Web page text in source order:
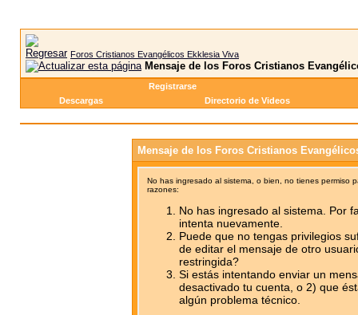
Foros Cristianos Evangélicos Ekklesia Viva
Mensaje de los Foros Cristianos
Registrarse
Descargas
Directorio de Videos
Mensaje de los Foros Cristianos
No has ingresado al sistema, o bien, no tienes permiso
razones:
No has ingresado al sistema. Por
intenta nuevamente.
Puede que no tengas privilegios
de editar el mensaje de otro
restringida?
Si estás intentando enviar un
desactivado tu cuenta, o 2) que
algún problema técnico.